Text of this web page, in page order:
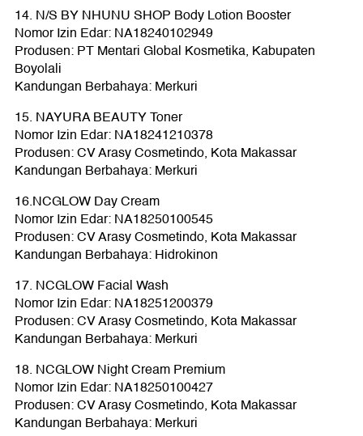
14. N/S BY NHUNU SHOP Body Lotion Booster
Nomor Izin Edar: NA18240102949
Produsen: PT Mentari Global Kosmetika, Kabupaten
Boyolali
Kandungan Berbahaya: Merkuri
15. NAYURA BEAUTY Toner
Nomor Izin Edar: NA18241210378
Produsen: CV Arasy Cosmetindo, Kota Makassar
Kandungan Berbahaya: Merkuri
16.NCGLOW Day Cream
Nomor Izin Edar: NA18250100545
Produsen: CV Arasy Cosmetindo, Kota Makassar
Kandungan Berbahaya: Hidrokinon
17. NCGLOW Facial Wash
Nomor Izin Edar: NA18251200379
Produsen: CV Arasy Cosmetindo, Kota Makassar
Kandungan Berbahaya: Merkuri
18. NCGLOW Night Cream Premium
Nomor Izin Edar: NA18250100427
Produsen: CV Arasy Cosmetindo, Kota Makassar
Kandungan Berbahaya: Merkuri